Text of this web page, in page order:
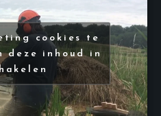
cookies te
deze inhoud in